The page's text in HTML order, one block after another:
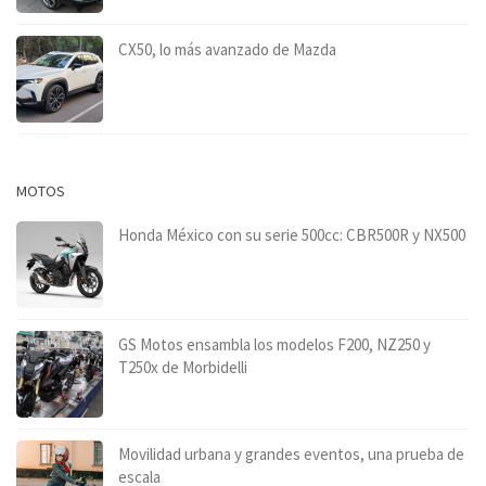
CX50, lo más avanzado de Mazda
MOTOS
Honda México con su serie 500cc: CBR500R y NX500
GS Motos ensambla los modelos F200, NZ250 y
T250x de Morbidelli
Movilidad urbana y grandes eventos, una prueba de
escala